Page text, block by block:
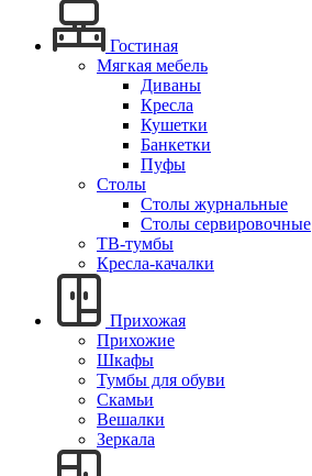
Гостиная
Мягкая мебель
Диваны
Кресла
Кушетки
Банкетки
Пуфы
Столы
Столы журнальные
Столы сервировочные
ТВ-тумбы
Кресла-качалки
Прихожая
Прихожие
Шкафы
Тумбы для обуви
Скамьи
Вешалки
Зеркала